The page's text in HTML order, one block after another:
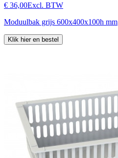
€ 36,00Excl. BTW
Moduulbak grijs 600x400x100h mm
Klik hier en bestel